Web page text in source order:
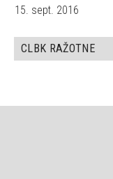
15. sept. 2016
CLBK RAŽOTNE